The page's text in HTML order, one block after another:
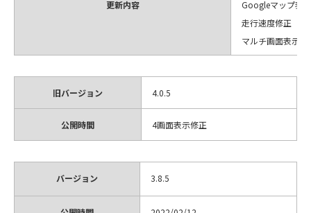
更新内容
Googleマップ表
走行速度修正
マルチ画面表示修
旧バージョン 4.0.5
公開時間 4画面表示修正
バージョン 3.8.5